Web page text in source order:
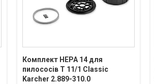
Комплект HEPA 14 для
пилососів T 11/1 Classic
Karcher 2.889-310.0